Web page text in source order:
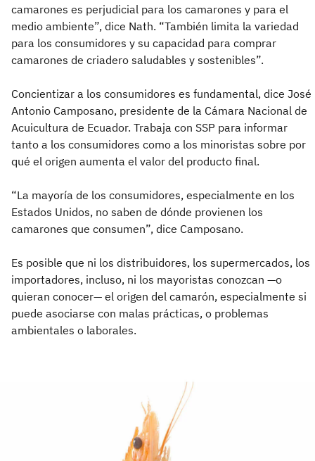
camarones es perjudicial para los camarones y para el
medio ambiente”, dice Nath. “También limita la variedad
para los consumidores y su capacidad para comprar
camarones de criadero saludables y sostenibles”.
Concientizar a los consumidores es fundamental, dice José
Antonio Camposano, presidente de la Cámara Nacional de
Acuicultura de Ecuador. Trabaja con SSP para informar
tanto a los consumidores como a los minoristas sobre por
qué el origen aumenta el valor del producto final.
“La mayoría de los consumidores, especialmente en los
Estados Unidos, no saben de dónde provienen los
camarones que consumen”, dice Camposano.
Es posible que ni los distribuidores, los supermercados, los
importadores, incluso, ni los mayoristas conozcan —o
quieran conocer— el origen del camarón, especialmente si
puede asociarse con malas prácticas, o problemas
ambientales o laborales.